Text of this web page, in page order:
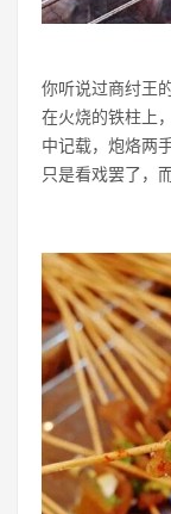
你听说过商纣王
在火烧的铁柱上
中记载，炮烙两
只是看戏罢了，